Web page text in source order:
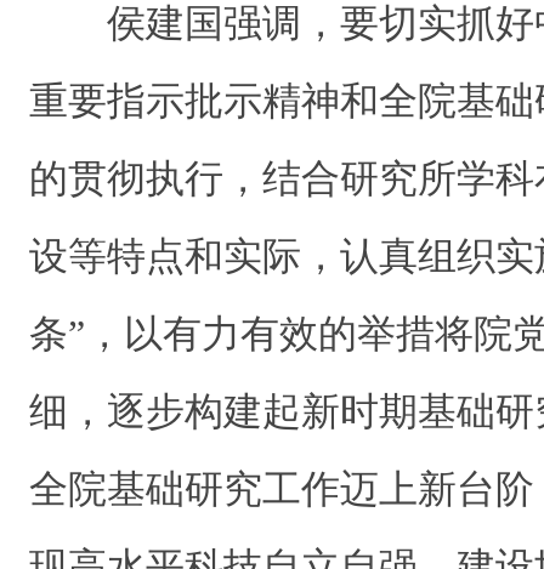
侯建国强调，要切实抓好
重要指示批示精神和全院基
的贯彻执行，结合研究所学
设等特点和实际，认真组织
条”，以有力有效的举措将院
细，逐步构建起新时期基础
全院基础研究工作迈上新台